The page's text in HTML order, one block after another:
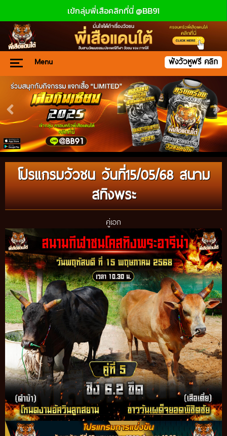
เข้กลุ่มพี่เสือคลิกที่นี่ @BB91
Menu ฟังวัวหูฟรี คลิก
โปรแกรมวัวชน วันที่15/05/68 สนาม
สทิงพระ
คู่เอก